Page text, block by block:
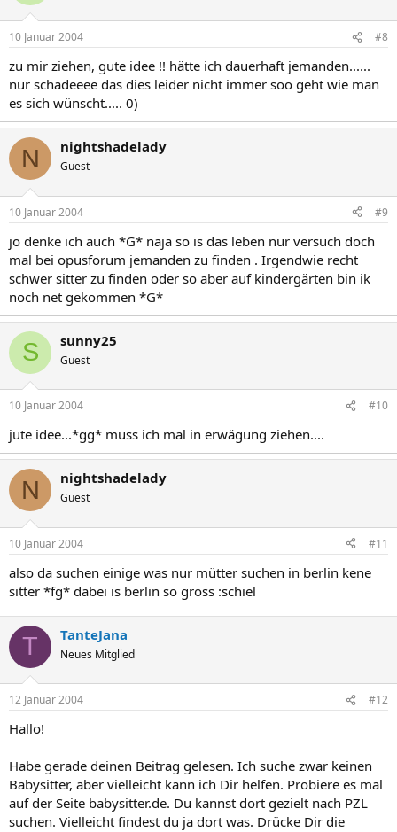
10 Januar 2004 #8
zu mir ziehen, gute idee !! hätte ich dauerhaft jemanden......
nur schadeeee das dies leider nicht immer soo geht wie man
es sich wünscht..... 0)
N nightshadelady
Guest
10 Januar 2004 #9
jo denke ich auch *G* naja so is das leben nur versuch doch
mal bei opusforum jemanden zu finden . Irgendwie recht
schwer sitter zu finden oder so aber auf kindergärten bin ik
noch net gekommen *G*
S sunny25
Guest
10 Januar 2004 #10
jute idee...*gg* muss ich mal in erwägung ziehen....
N nightshadelady
Guest
10 Januar 2004 #11
also da suchen einige was nur mütter suchen in berlin kene
sitter *fg* dabei is berlin so gross :schiel
T TanteJana
Neues Mitglied
12 Januar 2004 #12
Hallo!
Habe gerade deinen Beitrag gelesen. Ich suche zwar keinen
Babysitter, aber vielleicht kann ich Dir helfen. Probiere es mal
auf der Seite babysitter.de. Du kannst dort gezielt nach PZL
suchen. Vielleicht findest du ja dort was. Drücke Dir die